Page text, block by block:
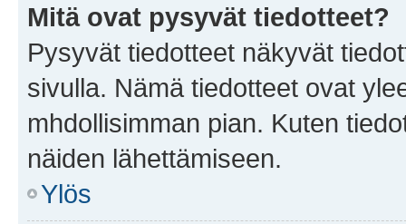
Mitä ovat pysyvät tiedotteet?
Pysyvät tiedotteet näkyvät
sivulla. Nämä tiedotteet ovat
mhdollisimman pian. Kuten
näiden lähettämiseen.
Ylös